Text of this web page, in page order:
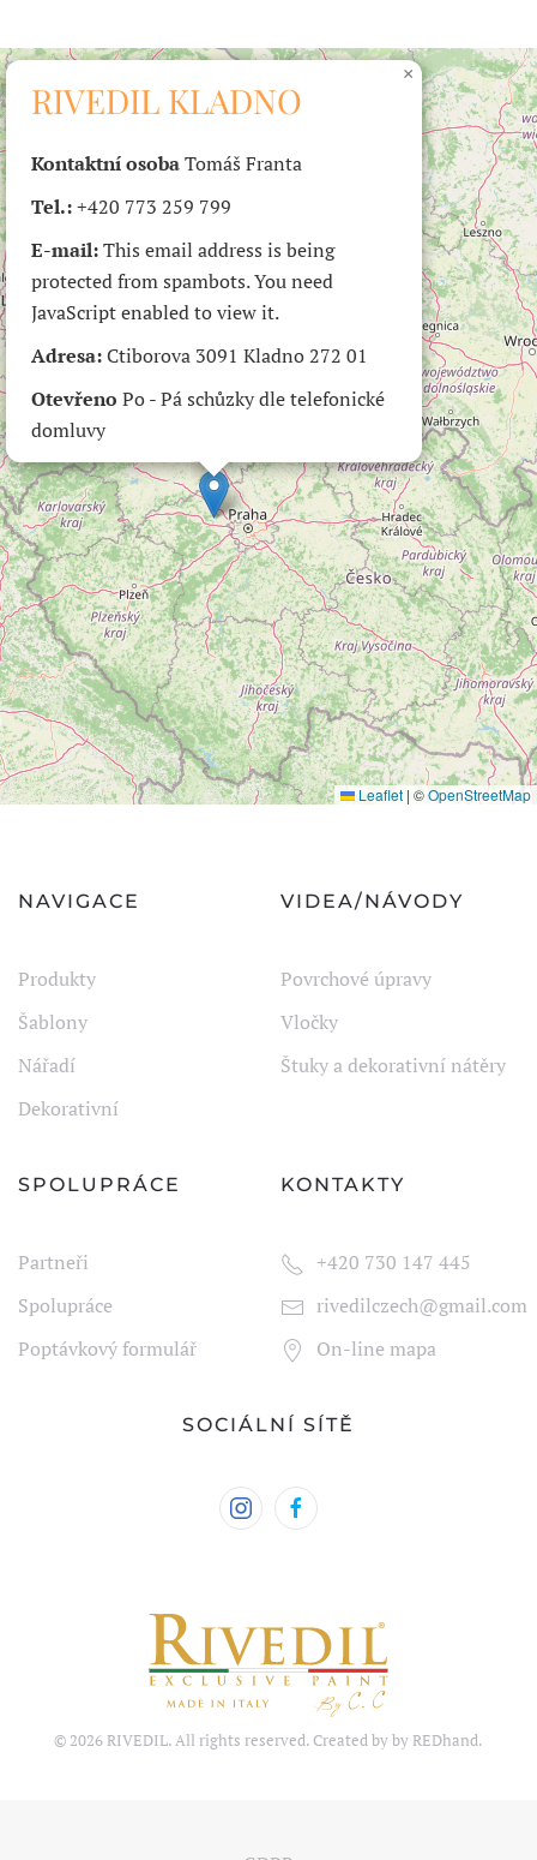
RIVEDIL KLADNO
Kontaktní osobaTomáš Franta
Tel.:+420 773 259 799
E-mail:This email address is being
protected from spambots. You need
JavaScript enabled to view it.
Adresa:Ctiborova 3091 Kladno 272 01
Otevřeno Po - Pá schůzky dle telefonické
domluvy
×
Leaflet | ©OpenStreetMap
NAVIGACE
Produkty
Šablony
Nářadí
Dekorativní
VIDEA/NÁVODY
Povrchové úpravy
Vločky
Štuky a dekorativní nátěry
SPOLUPRÁCE
Partneři
Spolupráce
Poptávkový formulář
KONTAKTY
+420 730 147 445
rivedilczech@gmail.com
On-line mapa
SOCIÁLNÍ SÍTĚ
© 2026 RIVEDIL. All rights reserved. Created by by REDhand.